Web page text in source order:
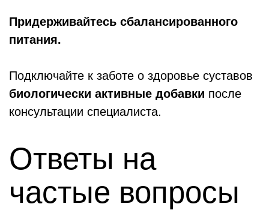
Придерживайтесь сбалансированного
питания.
Подключайте к заботе о здоровье суставов
биологически активные добавки после
консультации специалиста.
Ответы на
частые вопросы